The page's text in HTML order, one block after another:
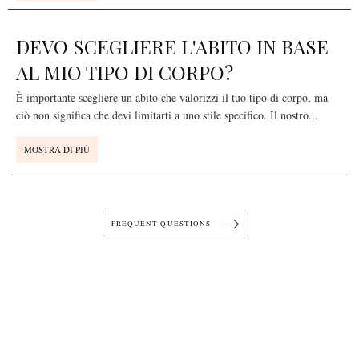
DEVO SCEGLIERE L'ABITO IN BASE
AL MIO TIPO DI CORPO?
È importante scegliere un abito che valorizzi il tuo tipo di corpo, ma
ciò non significa che devi limitarti a uno stile specifico. Il nostro...
MOSTRA DI PIÙ
FREQUENT QUESTIONS